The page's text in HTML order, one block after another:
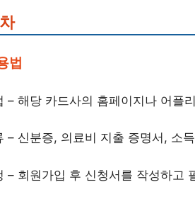
법
– 해당 카드사의 홈페이지나 어플
– 신분증, 의료비 지출 증명서, 소
– 회원가입 후 신청서를 작성하고